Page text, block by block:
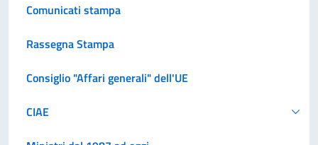
Comunicati stampa
Rassegna Stampa
Consiglio "Affari generali" dell'UE
CIAE